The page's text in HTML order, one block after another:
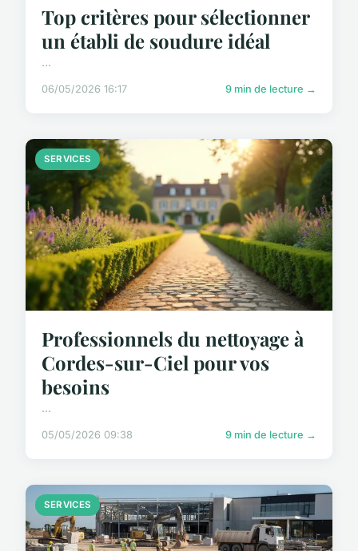
Top critères pour sélectionner
un établi de soudure idéal
...
06/05/2026 16:17 9 min de lecture →
SERVICES
Professionnels du nettoyage à
Cordes-sur-Ciel pour vos
besoins
...
05/05/2026 09:38 9 min de lecture →
SERVICES